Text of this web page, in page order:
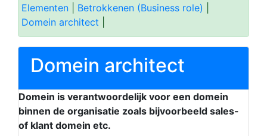
Elementen
Betrokkenen (Business role)
Domein architect
Domein architect
Domein is verantwoordelijk voor een domein
binnen de organisatie zoals bijvoorbeeld sales-
of klant domein etc.